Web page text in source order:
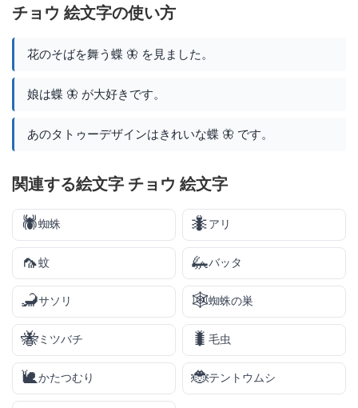
チョウ 絵文字の使い方
花のそばを舞う蝶 🦋 を見ました。
娘は蝶 🦋 が大好きです。
あのタトゥーデザインはきれいな蝶 🦋 です。
関連する絵文字 チョウ 絵文字
🕷️蜘蛛 🐜アリ
🦟蚊 🦗バッタ
🦂サソリ 🕸️蜘蛛の巣
🐝ミツバチ 🐛 毛虫
🐌かたつむり 🐞テントウムシ